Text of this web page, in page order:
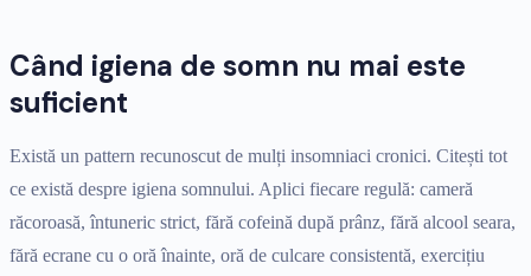
Când igiena de somn nu mai este
suficient
Există un pattern recunoscut de mulți insomniaci cronici. Citești tot
ce există despre igiena somnului. Aplici fiecare regulă: cameră
răcoroasă, întuneric strict, fără cofeină după prânz, fără alcool seara,
fără ecrane cu o oră înainte, oră de culcare consistentă, exercițiu